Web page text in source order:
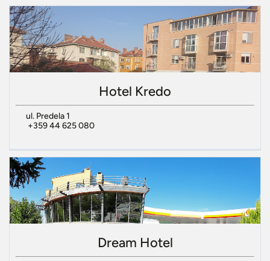
Hotel Kredo
ul. Predela 1
+359 44 625 080
Dream Hotel